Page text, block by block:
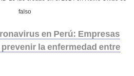
falso
en Perú: Empresas
la enfermedad entre